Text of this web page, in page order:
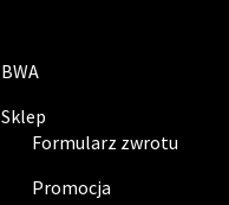
BWA
Sklep
Formularz zwrotu
Promocja